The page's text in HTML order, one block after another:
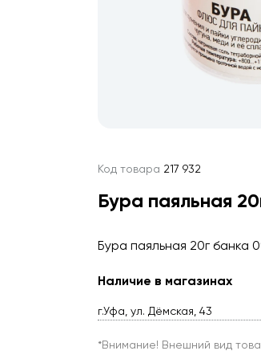
Код товара 217 932
Бура паяльная
Бура паяльная 20г банка
Наличие в магазинах
г.Уфа, ул. Дёмская, 43
*Внимание! Внешний вид